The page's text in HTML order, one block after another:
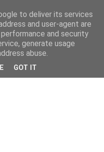
to deliver its services
and user-agent are
and security
generate usage
abuse.
GOT IT